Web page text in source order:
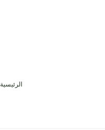
الرئيسية